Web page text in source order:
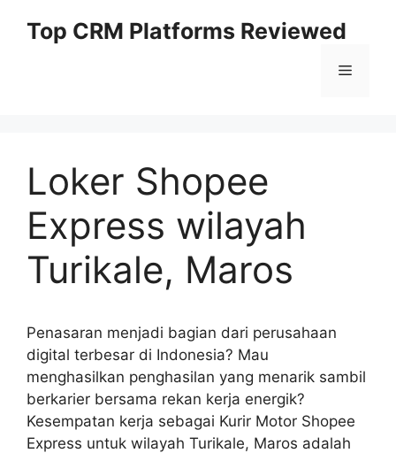
Top CRM Platforms Reviewed
Menu
Loker Shopee
Express wilayah
Turikale, Maros
Penasaran menjadi bagian dari perusahaan
digital terbesar di Indonesia? Mau
menghasilkan penghasilan yang menarik sambil
berkarier bersama rekan kerja energik?
Kesempatan kerja sebagai Kurir Motor Shopee
Express untuk wilayah Turikale, Maros adalah